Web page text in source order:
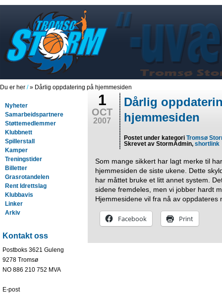
Du er her /» Dårlig oppdatering på hjemmesiden
Nyheter
Samarbeidspartnere
Støttemedlemmer
Klubbnett
Spillerstall
Kamper
Treningstider
Billetter
Grasrotandelen
Rent Idrettslag
Klubbavis
Linker
Arkiv
Kontakt oss
Postboks 3621 Guleng
9278 Tromsø
NO 886 210 752 MVA
E-post
1
OCT
2007
Dårlig
hjemmesiden
Postet under kategoriTromsø
Skrevet av StormAdmin,shortlink
Som mange sikkert har lagt merke til
hjemmesiden de siste ukene. Dette
har måttet bruke et litt annet system.
sidene fremdeles, men vi jobber hardt
Hjemmesidene vil fra nå av oppdateres
Facebook Print